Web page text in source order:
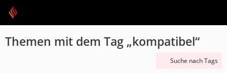
Themen mit dem Tag „kompatibel“
Suche nach Tags